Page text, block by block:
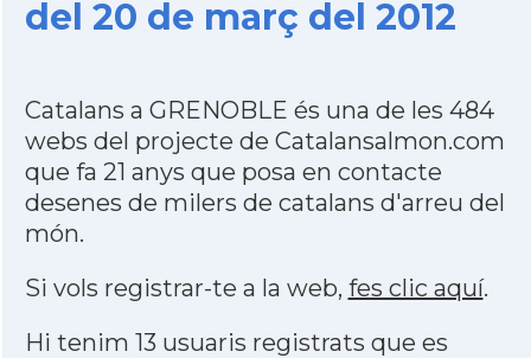
del 20 de març del 2012
Catalans a GRENOBLE és una de les 484
webs del projecte de Catalansalmon.com
que fa 21 anys que posa en contacte
desenes de milers de catalans d'arreu del
món.
Si vols registrar-te a la web, fes clic aquí.
Hi tenim 13 usuaris registrats que es